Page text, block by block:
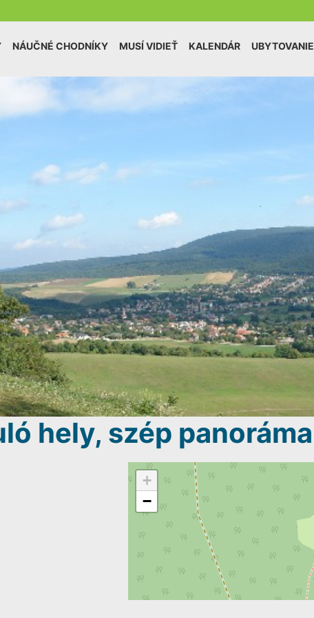
NÁUČNÉ CHODNÍKY MUSÍ VIDIEŤ KALENDÁR UBYTOVANIE
hely, szép panoráma
+
−